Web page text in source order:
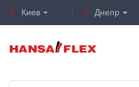
Киев Днепр